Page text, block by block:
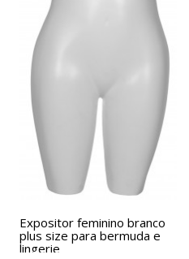
Expositor feminino branco
plus size para bermuda e
lingerie